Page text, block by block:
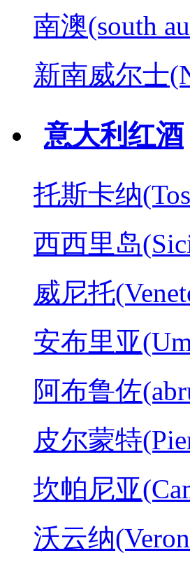
南澳(south
新南威尔士
意大利红酒
托斯卡纳
西西里岛
威尼托
安布里亚
阿布鲁佐
皮尔蒙特
坎帕尼亚
沃云纳